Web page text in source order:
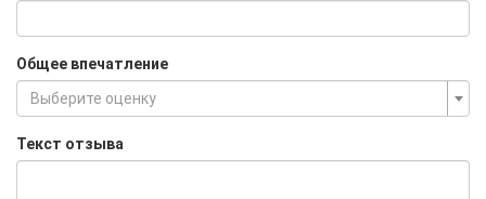
Общее впечатление
Выберите оценку
Текст отзыва